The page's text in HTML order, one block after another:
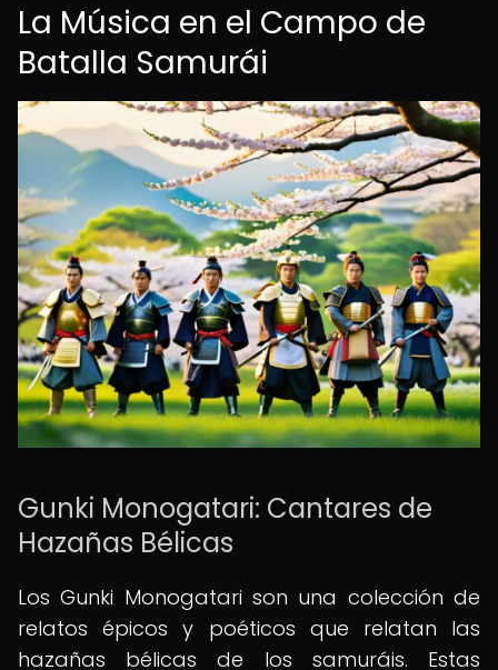
La Música en el Campo de
Batalla Samurái
Gunki Monogatari: Cantares de
Hazañas Bélicas
Los Gunki Monogatari son una colección de
relatos épicos y poéticos que relatan las
hazañas bélicas de los samuráis. Estas